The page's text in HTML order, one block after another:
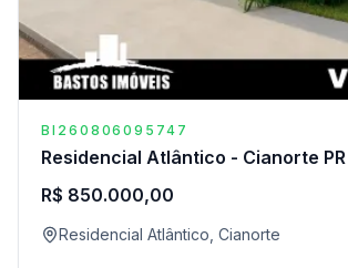
BI260806095747
Residencial Atlântico - Cianorte PR
R$ 850.000,00
Residencial Atlântico, Cianorte